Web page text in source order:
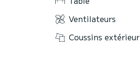
Ventilateurs
Coussins extérieur